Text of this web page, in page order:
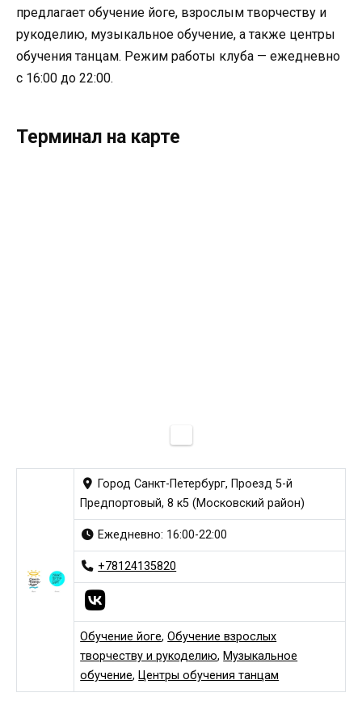
предлагает обучение йоге, взрослым творчеству и
рукоделию, музыкальное обучение, а также центры
обучения танцам. Режим работы клуба — ежедневно
с 16:00 до 22:00.
Терминал на карте
Город Санкт-Петербург, Проезд 5-й
Предпортовый, 8 к5 (Московский район)
Ежедневно: 16:00-22:00
+78124135820
Обучение йоге,Обучение взрослых
творчеству и рукоделию, Музыкальное
обучение, Центры обучения танцам